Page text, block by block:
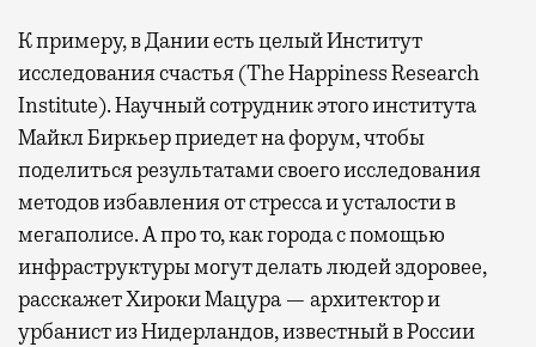
К примеру, в Дании есть целый Институт
исследования счастья (The Happiness Research
Institute). Научный сотрудник этого института
Майкл Биркьер приедет на форум, чтобы
поделиться результатами своего исследования
методов избавления от стресса и усталости в
мегаполисе. А про то, как города с помощью
инфраструктуры могут делать людей здоровее,
расскажет Хироки Мацура — архитектор и
урбанист из Нидерландов, известный в России